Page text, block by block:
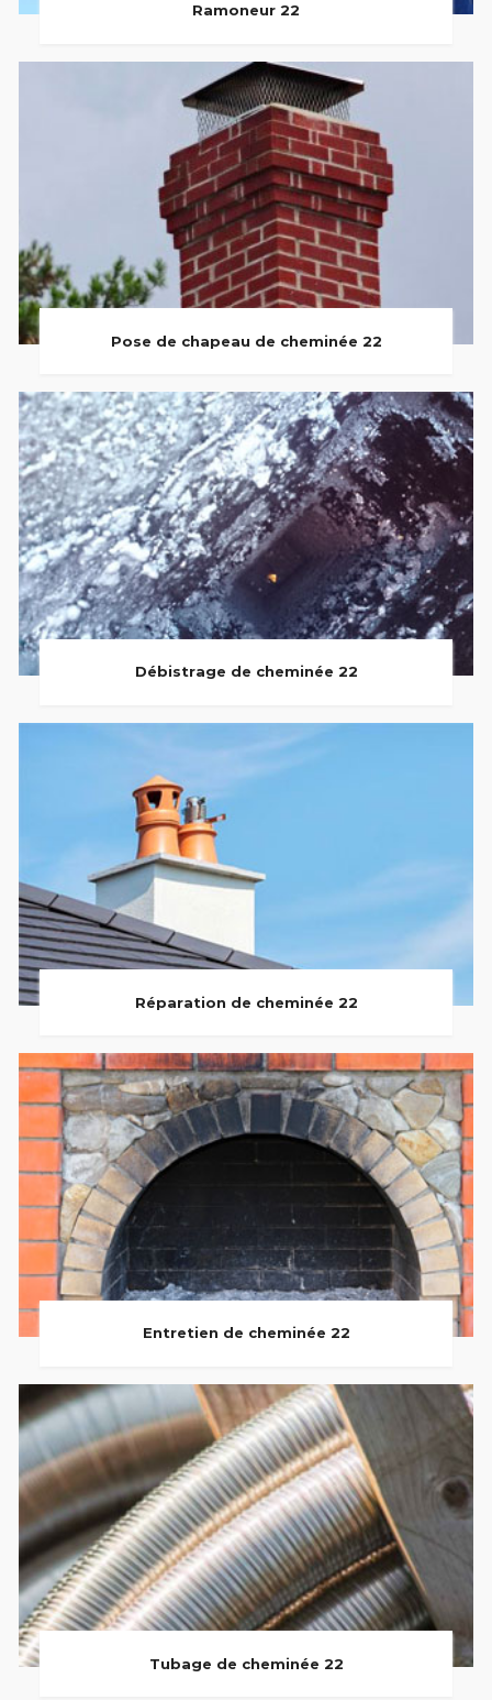
Ramoneur 22
Pose de chapeau de cheminée 22
Débistrage de cheminée 22
Réparation de cheminée 22
Entretien de cheminée 22
Tubage de cheminée 22